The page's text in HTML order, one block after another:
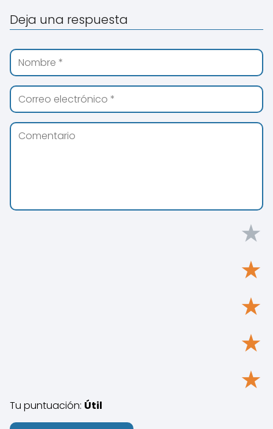
Deja una respuesta
★
★
★
★
★
Tu puntuación: Útil